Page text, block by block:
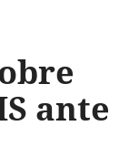
ante